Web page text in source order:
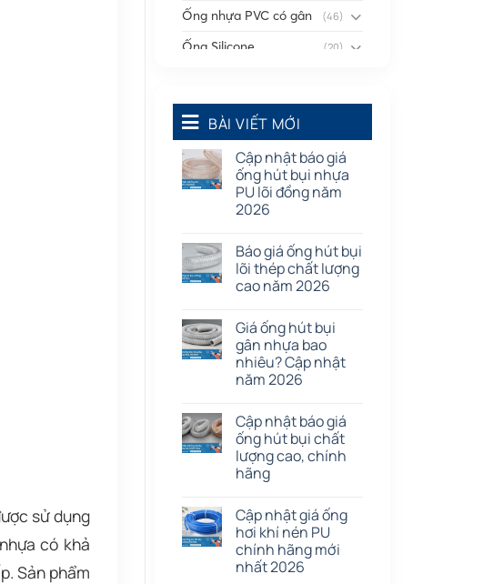
sử dụng
có khả
Sản phẩm
Ống nhựa PVC có gân (46)
Ống Silicone (20)
Phụ kiện nối
Quạt dân dụng (91)
Tấm cao su
BÀI VIẾT MỚI
Cập nhật báo giá
ống hút bụi nhựa
PU lõi đồng năm
2026
Báo giá ống hút bụi
lõi thép chất lượng
cao năm 2026
Giá ống hút bụi
gân nhựa bao
nhiêu? Cập nhật
năm 2026
Cập nhật báo giá
ống hút bụi chất
lượng cao, chính
hãng
Cập nhật giá ống
hơi khí nén PU
chính hãng mới
nhất 2026